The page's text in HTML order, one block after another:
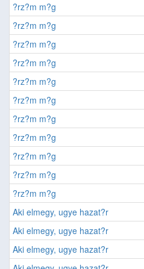
?rz?m m?g
?rz?m m?g
?rz?m m?g
?rz?m m?g
?rz?m m?g
?rz?m m?g
?rz?m m?g
?rz?m m?g
?rz?m m?g
?rz?m m?g
?rz?m m?g
Aki elmegy, ugye hazat?r
Aki elmegy, ugye hazat?r
Aki elmegy, ugye hazat?r